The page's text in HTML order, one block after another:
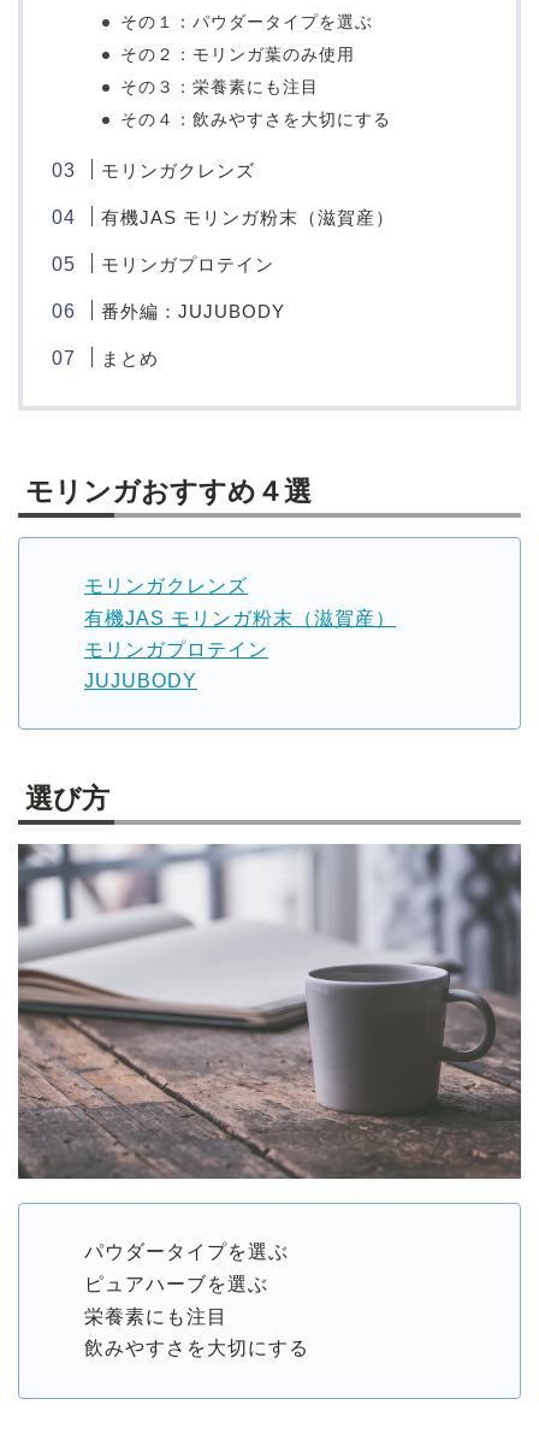
その１：パウダータイプを選ぶ
その２：モリンガ葉のみ使用
その３：栄養素にも注目
その４：飲みやすさを大切にする
モリンガクレンズ
有機JAS モリンガ粉末（滋賀産）
モリンガプロテイン
番外編：JUJUBODY
まとめ
モリンガおすすめ４選
モリンガクレンズ
有機JAS モリンガ粉末（滋賀産）
モリンガプロテイン
JUJUBODY
選び方
パウダータイプを選ぶ
ピュアハーブを選ぶ
栄養素にも注目
飲みやすさを大切にする